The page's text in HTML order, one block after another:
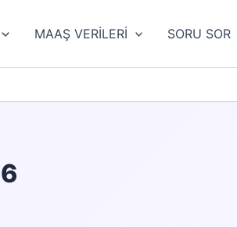
MAAŞ VERİLERİ SORU SOR